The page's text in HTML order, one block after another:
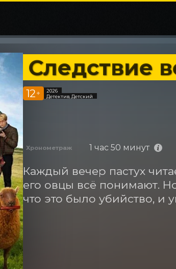
Следствие
12 +
2026
Детектив, Детский
Хронометраж 1 час 50 минут
Каждый вечер пастух
его овцы всё понимают.
что это было убийство, и